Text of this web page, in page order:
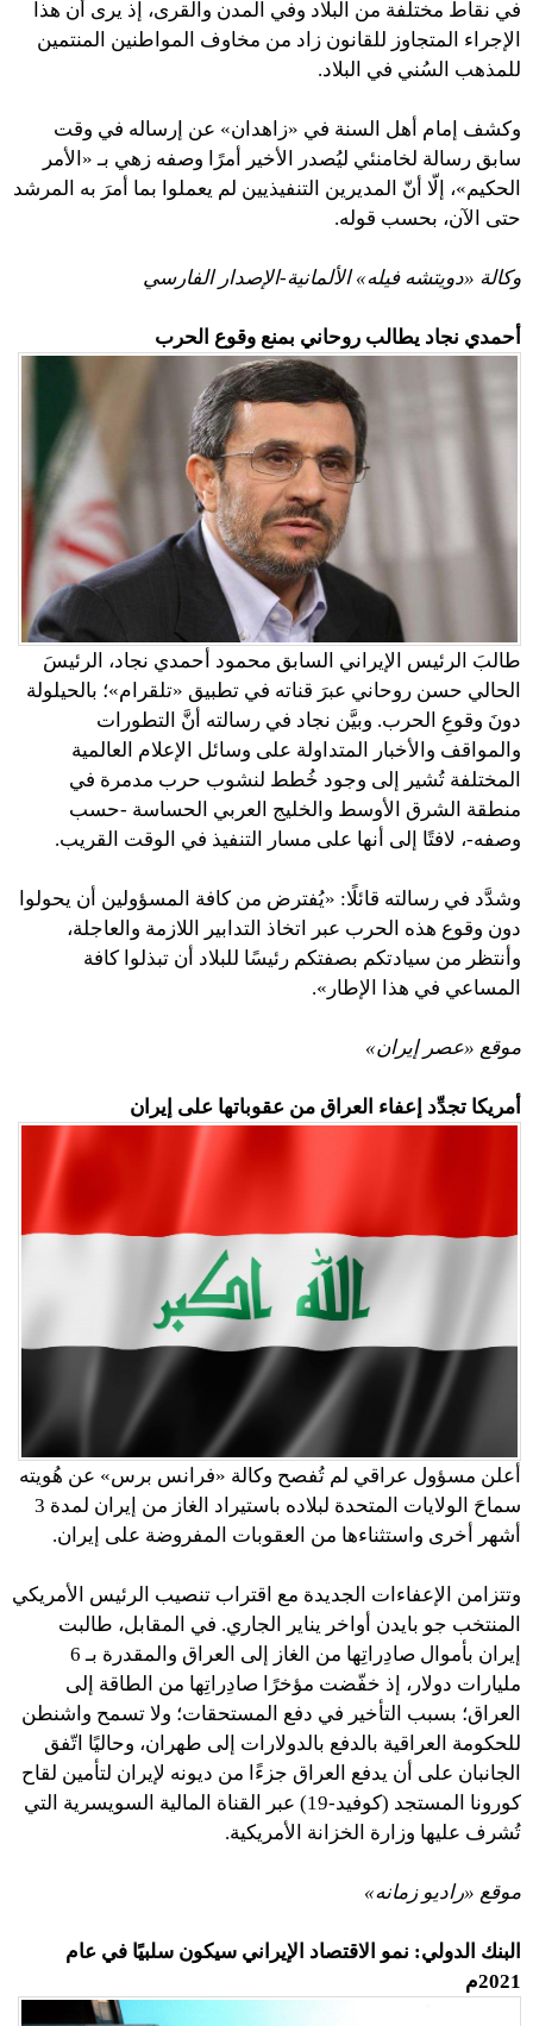
في نقاط مختلفة من البلاد وفي المدن والقرى، إذ يرى أن هذا
الإجراء المتجاوز للقانون زاد من مخاوف المواطنين المنتمين
للمذهب السُني في البلاد.
وكشف إمام أهل السنة في «زاهدان» عن إرساله في وقت
سابق رسالة لخامنئي ليُصدر الأخير أمرًا وصفه زهي بـ «الأمر
الحكيم»، إلّا أنّ المديرين التنفيذيين لم يعملوا بما أمرَ به المرشد
حتى الآن، بحسب قوله.
وكالة «دويتشه فيله» الألمانية-الإصدار الفارسي
أحمدي نجاد يطالب روحاني بمنع وقوع الحرب
طالبَ الرئيس الإيراني السابق محمود أحمدي نجاد، الرئيسَ
الحالي حسن روحاني عبرَ قناته في تطبيق «تلقرام»؛ بالحيلولة
دونَ وقوعِ الحرب. وبيَّن نجاد في رسالته أنَّ التطورات
والمواقف والأخبار المتداولة على وسائل الإعلام العالمية
المختلفة تُشير إلى وجود خُطط لنشوب حرب مدمرة في
منطقة الشرق الأوسط والخليج العربي الحساسة -حسب
وصفه-، لافتًا إلى أنها على مسار التنفيذ في الوقت القريب.
وشدَّد في رسالته قائلًا: «يُفترض من كافة المسؤولين أن يحولوا
دون وقوع هذه الحرب عبر اتخاذ التدابير اللازمة والعاجلة،
وأنتظر من سيادتكم بصفتكم رئيسًا للبلاد أن تبذلوا كافة
المساعي في هذا الإطار».
موقع «عصر إيران»
أمريكا تجدِّد إعفاء العراق من عقوباتها على إيران
أعلن مسؤول عراقي لم تُفصح وكالة «فرانس برس» عن هُويته
سماحَ الولايات المتحدة لبلاده باستيراد الغاز من إيران لمدة 3
أشهر أخرى واستثناءها من العقوبات المفروضة على إيران.
وتتزامن الإعفاءات الجديدة مع اقتراب تنصيب الرئيس الأمريكي
المنتخب جو بايدن أواخر يناير الجاري. في المقابل، طالبت
إيران بأموال صادِراتِها من الغاز إلى العراق والمقدرة بـ 6
مليارات دولار، إذ خفّضت مؤخرًا صادِراتِها من الطاقة إلى
العراق؛ بسبب التأخير في دفع المستحقات؛ ولا تسمح واشنطن
للحكومة العراقية بالدفع بالدولارات إلى طهران، وحاليًا اتّفق
الجانبان على أن يدفع العراق جزءًا من ديونه لإيران لتأمين لقاح
كورونا المستجد (كوفيد-19) عبر القناة المالية السويسرية التي
تُشرف عليها وزارة الخزانة الأمريكية.
موقع «راديو زمانه»
البنك الدولي: نمو الاقتصاد الإيراني سيكون سلبيًا في عام
2021م